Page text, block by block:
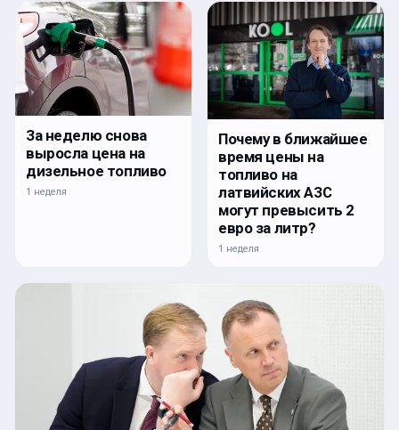
За неделю снова
выросла цена на
дизельное топливо
1 неделя
Почему в ближайшее
время цены на
топливо на
латвийских АЗС
могут превысить 2
евро за литр?
1 неделя